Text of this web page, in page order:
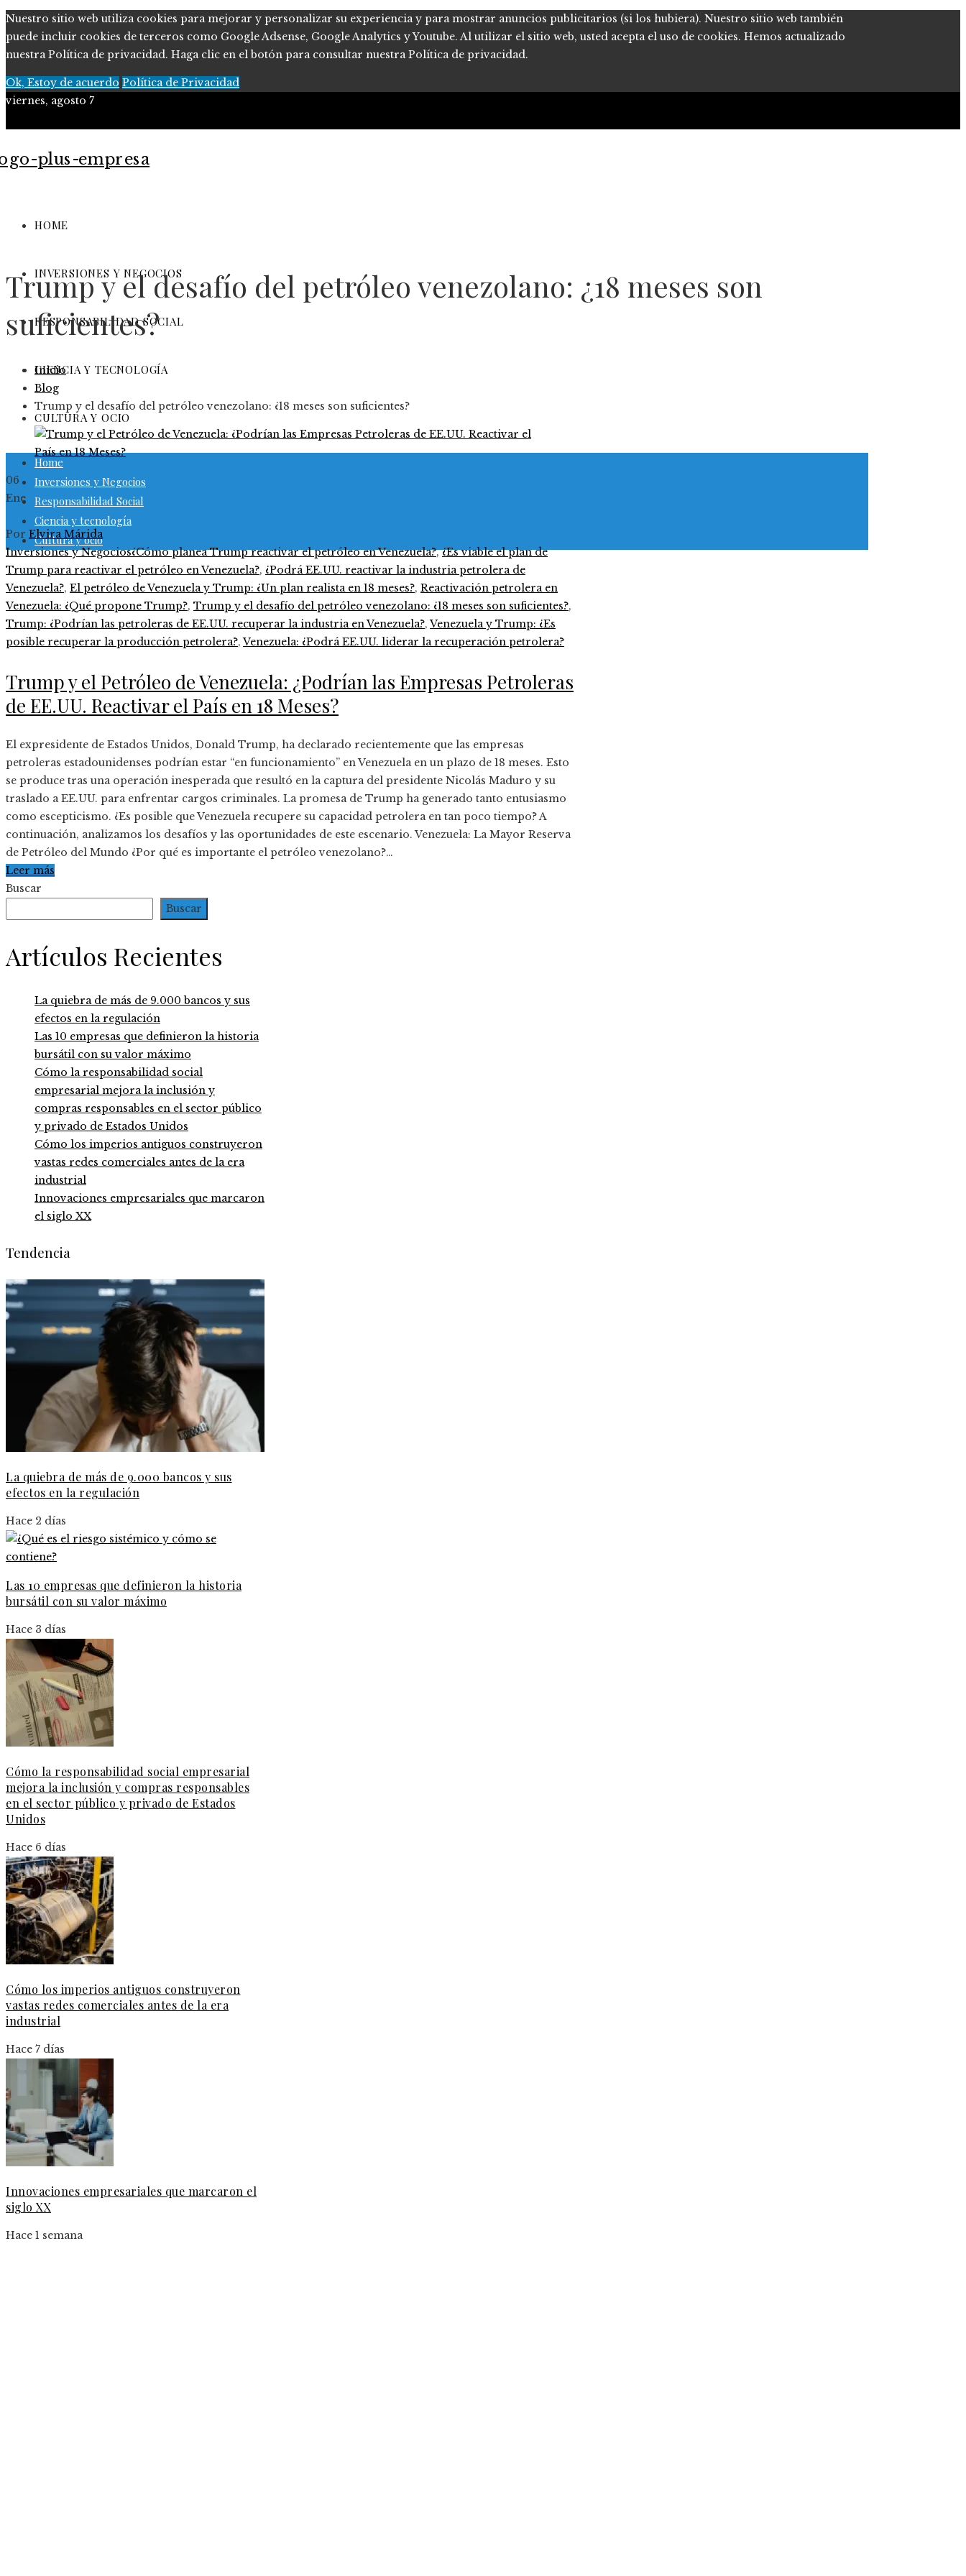
Nuestro sitio web utiliza cookies para mejorar y personalizar su experiencia y para mostrar anuncios publicitarios (si los hubiera). Nuestro sitio web también
puede incluir cookies de terceros como Google Adsense, Google Analytics y Youtube. Al utilizar el sitio web, usted acepta el uso de cookies. Hemos actualizado
nuestra Política de privacidad. Haga clic en el botón para consultar nuestra Política de privacidad.
Ok, Estoy de acuerdo Política de Privacidad
viernes, agosto 7
HOME
INVERSIONES Y NEGOCIOS
RESPONSABILIDAD SOCIAL
CIENCIA Y TECNOLOGÍA
CULTURA Y OCIO
Home
Inversiones y Negocios
Responsabilidad Social
Ciencia y tecnología
Cultura y ocio
Trump y el desafío del petróleo venezolano: ¿18 meses son
suficientes?
Inicio
Blog
Trump y el desafío del petróleo venezolano: ¿18 meses son suficientes?
06
Ene
Por Elvira Márida
Inversiones y Negocios¿Cómo planea Trump reactivar el petróleo en Venezuela?,¿Es viable el plan de
Trump para reactivar el petróleo en Venezuela?, ¿Podrá EE.UU. reactivar la industria petrolera de
Venezuela?, El petróleo de Venezuela y Trump: ¿Un plan realista en 18 meses?, Reactivación petrolera en
Venezuela: ¿Qué propone Trump?, Trump y el desafío del petróleo venezolano: ¿18 meses son suficientes?,
Trump: ¿Podrían las petroleras de EE.UU. recuperar la industria en Venezuela?,Venezuela y Trump: ¿Es
posible recuperar la producción petrolera?,Venezuela: ¿Podrá EE.UU. liderar la recuperación petrolera?
Trump y el Petróleo de Venezuela: ¿Podrían las Empresas Petroleras
de EE.UU. Reactivar el País en 18 Meses?
El expresidente de Estados Unidos, Donald Trump, ha declarado recientemente que las empresas
petroleras estadounidenses podrían estar “en funcionamiento” en Venezuela en un plazo de 18 meses. Esto
se produce tras una operación inesperada que resultó en la captura del presidente Nicolás Maduro y su
traslado a EE.UU. para enfrentar cargos criminales. La promesa de Trump ha generado tanto entusiasmo
como escepticismo. ¿Es posible que Venezuela recupere su capacidad petrolera en tan poco tiempo? A
continuación, analizamos los desafíos y las oportunidades de este escenario. Venezuela: La Mayor Reserva
de Petróleo del Mundo ¿Por qué es importante el petróleo venezolano?…
Leer más
Buscar
Buscar
Artículos Recientes
La quiebra de más de 9.000 bancos y sus
efectos en la regulación
Las 10 empresas que definieron la historia
bursátil con su valor máximo
Cómo la responsabilidad social
empresarial mejora la inclusión y
compras responsables en el sector público
y privado de Estados Unidos
Cómo los imperios antiguos construyeron
vastas redes comerciales antes de la era
industrial
Innovaciones empresariales que marcaron
el siglo XX
Tendencia
La quiebra de más de 9.000 bancos y sus
efectos en la regulación
Hace 2 días
Las 10 empresas que definieron la historia
bursátil con su valor máximo
Hace 3 días
Cómo la responsabilidad social empresarial
mejora la inclusión y compras responsables
en el sector público y privado de Estados
Unidos
Hace 6 días
Cómo los imperios antiguos construyeron
vastas redes comerciales antes de la era
industrial
Hace 7 días
Innovaciones empresariales que marcaron el
siglo XX
Hace 1 semana